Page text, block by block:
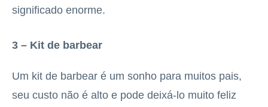
significado enorme.
3 – Kit de barbear
Um kit de barbear é um sonho para muitos pais,
seu custo não é alto e pode deixá-lo muito feliz